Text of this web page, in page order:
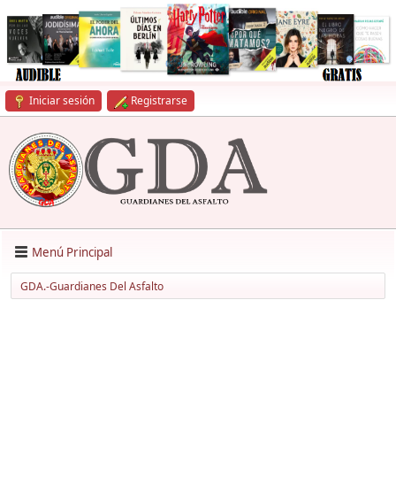
Iniciar sesión Registrarse
Menú Principal
GDA.-Guardianes Del Asfalto